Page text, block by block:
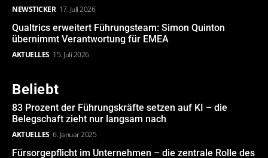
NEWSTICKER 17. Juli 2026
Qualtrics erweitert Führungsteam: Simon Quinton
übernimmt Verantwortung für EMEA
AKTUELLES 15. Juli 2026
Beliebt
83 Prozent der Führungskräfte setzen auf KI – die
Belegschaft zieht nur langsam nach
AKTUELLES 6. Januar 2025
Fürsorgepflicht im Unternehmen – die zentrale Rolle des